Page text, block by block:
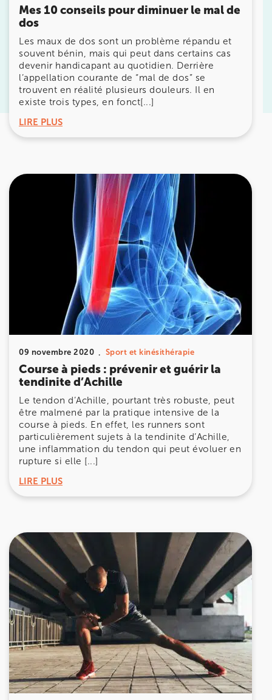
Mes 10 conseils pour diminuer le mal de
dos
Les maux de dos sont un problème répandu et
souvent bénin, mais qui peut dans certains cas
devenir handicapant au quotidien. Derrière
l’appellation courante de “mal de dos” se
trouvent en réalité plusieurs douleurs. Il en
existe trois types, en fonct[...]
LIRE PLUS
09 novembre 2020 Sport et kinésithérapie
Course à pieds : prévenir et guérir la
tendinite d’Achille
Le tendon d’Achille, pourtant très robuste, peut
être malmené par la pratique intensive de la
course à pieds. En effet, les runners sont
particulièrement sujets à la tendinite d’Achille,
une inflammation du tendon qui peut évoluer en
rupture si elle [...]
LIRE PLUS
Prenez RDV sur
KOSS PARIS 8
74 Bd Haussmann 75008 Paris
74 Bd Haussmann 75008 Paris
01 44 71 93 74
IK MORANGIS
85 Av. de Balzac 91420 Morangis
85 Av. de Balzac 91420 Morangis
01 64 48 35 84
Prenez RDV sur
Prenez RDV sur
IK MEUDON
8 Rue de Paris 92190 Meudon
01 40 95 01 09
Prenez RDV sur
Prenez RDV sur